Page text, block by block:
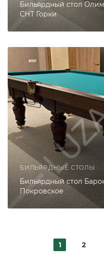
Бильярдный стол
СНТ Горки
БИЛЬЯРДНЫЕ СТОЛЫ
Бильярдный стол
Покровское
1 2